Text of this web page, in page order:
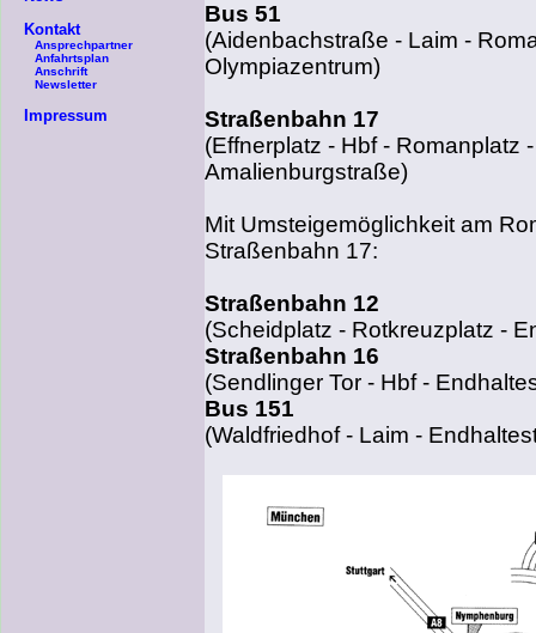
Kontakt
Ansprechpartner
Anfahrtsplan
Anschrift
Newsletter
Impressum
Bus 51
(Aidenbachstraße - Laim -
Olympiazentrum)
Straßenbahn 17
(Effnerplatz - Hbf - Romanplatz
Amalienburgstraße)
Mit Umsteigemöglichkeit am
Straßenbahn 17:
Straßenbahn 12
(Scheidplatz - Rotkreuzplatz -
Straßenbahn 16
(Sendlinger Tor - Hbf -
Bus 151
(Waldfriedhof - Laim -